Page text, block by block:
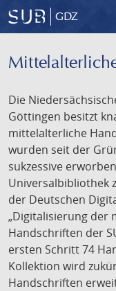
GDZ
Die
Göttingen besitzt
mittelalterliche
wurden seit der
sukzessive
Universalbibliothek
der Deutschen
„Digitalisierung der
Handschriften der
ersten Schritt 74
Kollektion wird
Handschriften